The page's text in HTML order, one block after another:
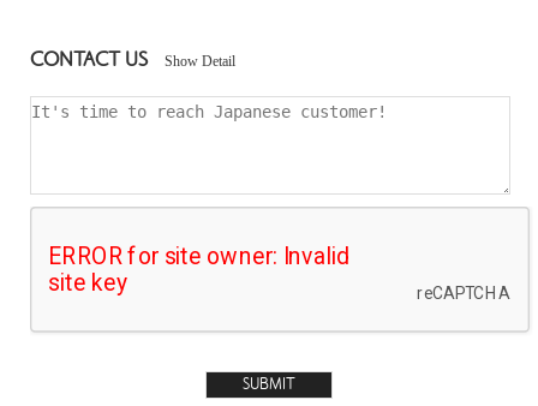
CONTACT US Show Detail